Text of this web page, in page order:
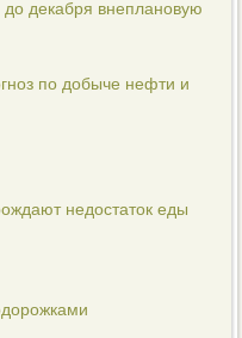
до декабря внеплановую
по добыче нефти и
недостаток еды